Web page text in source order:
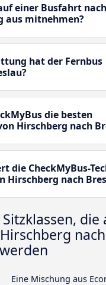
einer Busfahrt
aus mitnehmen?
hat der Fernbus
die besten
Hirschberg nach
die CheckMyBus-
Hirschberg nach
die
Eine Mischung aus